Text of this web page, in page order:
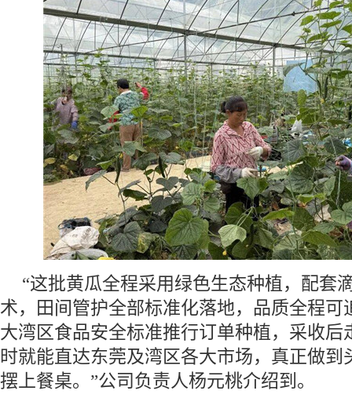
“这批黄瓜全程采用绿色生态种植，配套
术，田间管护全部标准化落地，品质全程可
大湾区食品安全标准推行订单种植，采收后
时就能直达东莞及湾区各大市场，真正做到
摆上餐桌。”公司负责人杨元桃介绍到。